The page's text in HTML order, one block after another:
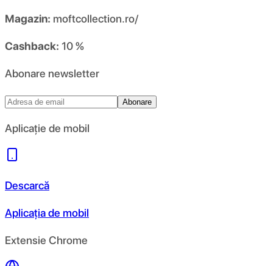
Magazin: moftcollection.ro/
Cashback: 10 %
Abonare newsletter
Abonare
Aplicație de mobil
Descarcă
Aplicația de mobil
Extensie Chrome